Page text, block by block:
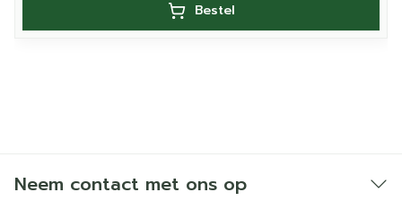
Bestel
Neem contact met ons op